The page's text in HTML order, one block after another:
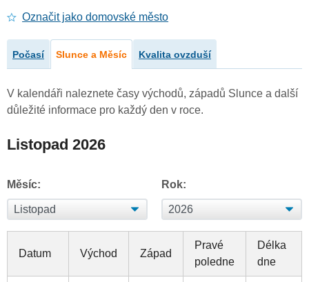
Označit jako domovské město
Počasí Slunce a Měsíc Kvalita ovzduší
V kalendáři naleznete časy východů, západů Slunce a další
důležité informace pro každý den v roce.
Listopad 2026
Měsíc: Rok:
Datum Východ Západ
Pravé
poledne
Délka
dne